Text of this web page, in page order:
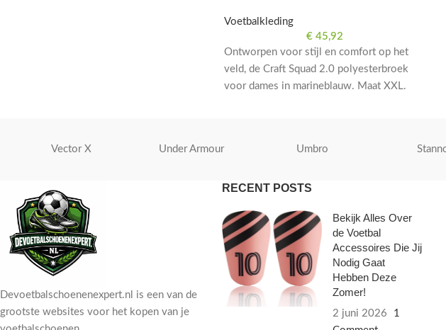
Voetbalkleding
€ 45,92
Ontworpen voor stijl en comfort op het
veld, de Craft Squad 2.0 polyesterbroek
voor dames in marineblauw. Maat XXL.
Vector X Under Armour Umbro
Devoetbalschoenenexpert.nl is een van de
grootste websites voor het kopen van je
RECENT POSTS
Bekijk Alles Over
de Voetbal
Accessoires Die Jij
Nodig Gaat
Hebben Deze
Zomer!
2 juni 2026
1